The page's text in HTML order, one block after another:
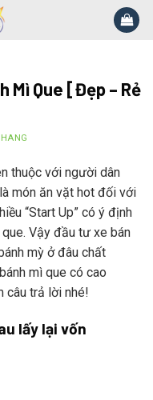
Mì Que [Đẹp – Rẻ
thuộc với người dân
món ăn vặt hot đối với
“Start Up” có ý định
Vậy đầu tư xe bán
mỳ ở đâu chất
mì que có cao
câu trả lời nhé!
lấy lại vốn